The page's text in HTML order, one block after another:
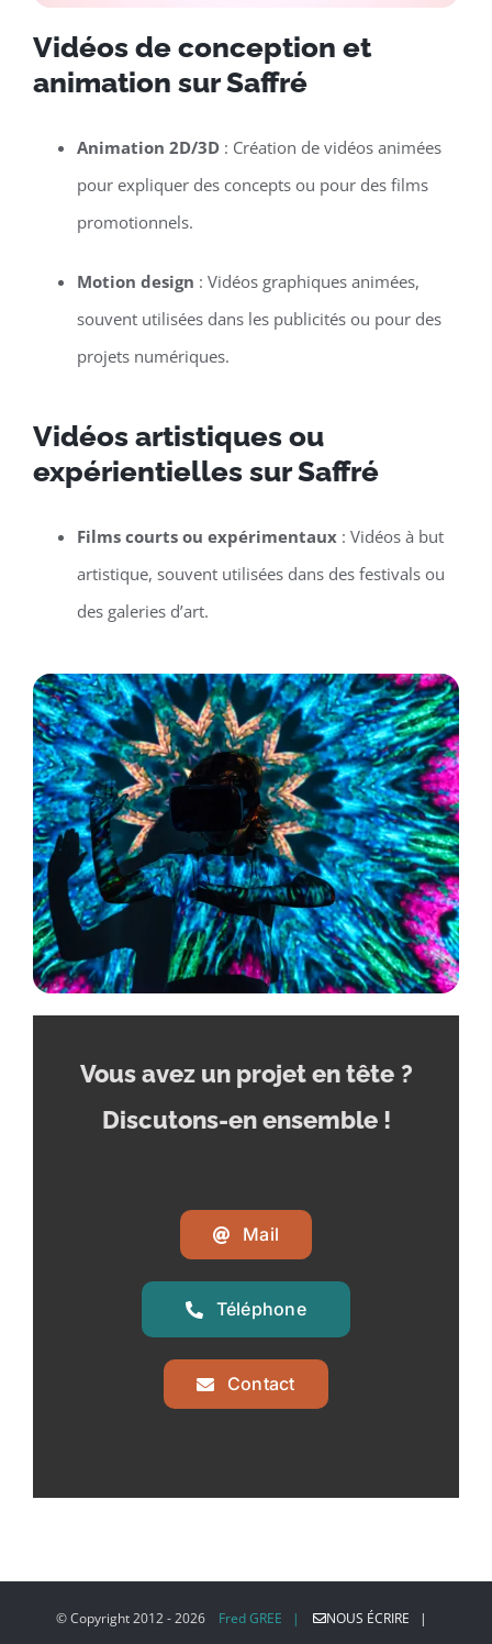
Vidéos de conception et
animation sur Saffré
Animation 2D/3D: Création de vidéos animées
pour expliquer des concepts ou pour des films
promotionnels.
Motion design : Vidéos graphiques animées,
souvent utilisées dans les publicités ou pour des
projets numériques.
Vidéos artistiques ou
expérientielles sur Saffré
Films courts ou expérimentaux: Vidéos à but
artistique, souvent utilisées dans des festivals ou
des galeries d’art.
Vous avez un projet en tête ?
Discutons-en ensemble !
Mail
Téléphone
Contact
© Copyright 2012 -2026 Fred GREE |
NOUS ÉCRIRE |